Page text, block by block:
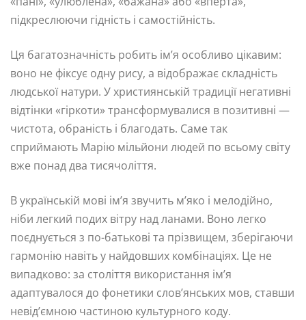
підкреслюючи гідність і самостійність.
Ця багатозначність робить ім’я особливо цікавим:
воно не фіксує одну рису, а відображає складність
людської натури. У християнській традиції негативні
відтінки «гіркоти» трансформувалися в позитивні —
чистота, обраність і благодать. Саме так
сприймають Марію мільйони людей по всьому світу
вже понад два тисячоліття.
В українській мові ім’я звучить м’яко і мелодійно,
ніби легкий подих вітру над ланами. Воно легко
поєднується з по-батькові та прізвищем, зберігаючи
гармонію навіть у найдовших комбінаціях. Це не
випадково: за століття використання ім’я
адаптувалося до фонетики слов’янських мов, ставши
невід’ємною частиною культурного коду.